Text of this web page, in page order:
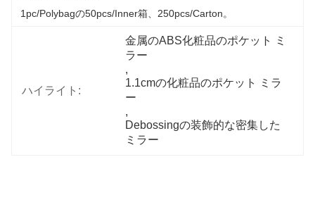
1pc/polybagの50pcs/inner箱、250pcs/carton。
ハイライト:
金属のABS化粧品のポケット ミ
ラー
,
1.1cmの化粧品のポケット ミラ
ー
,
Debossingの装飾的な密集した
ミラー